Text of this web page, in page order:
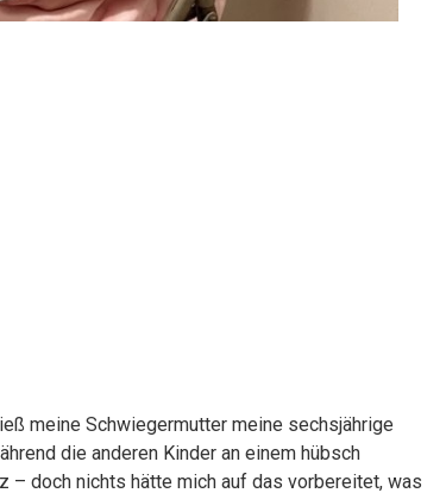
meine Schwiegermutter meine sechsjährige
die anderen Kinder an einem hübsch
– doch nichts hätte mich auf das vorbereitet, was